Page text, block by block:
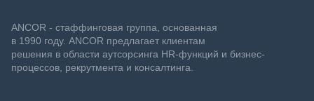
ANCOR - стаффинговая группа, основанная
в 1990 году. ANCOR предлагает клиентам
решения в области аутсорсинга HR-функций и бизнес-
процессов, рекрутмента и консалтинга.